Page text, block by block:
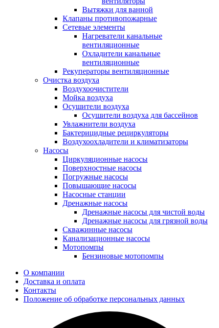
Вытяжки для ванной
Клапаны противопожарные
Сетевые элементы
Нагреватели канальные
вентиляционные
Охладители канальные
вентиляционные
Рекуператоры вентиляционные
Очистка воздуха
Воздухоочистители
Мойка воздуха
Осушители воздуха
Осушители воздуха для бассейнов
Увлажнители воздуха
Бактерицидные рециркуляторы
Воздухоохладители и климатизаторы
Насосы
Циркуляционные насосы
Поверхностные насосы
Погружные насосы
Повышающие насосы
Насосные станции
Дренажные насосы
Дренажные насосы для чистой воды
Дренажные насосы для грязной воды
Скважинные насосы
Канализационные насосы
Мотопомпы
Бензиновые мотопомпы
О компании
Доставка и оплата
Контакты
Положение об обработке персональных данных